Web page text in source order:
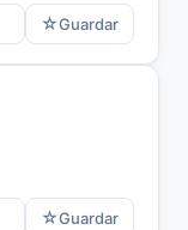
☆Guardar
☆Guardar